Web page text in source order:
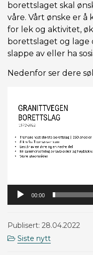
borettslaget skal
våre. Vårt ønske er
for lek og aktivitet,
borettslaget og lage
slappe av eller ha
Nedenfor ser dere
00:00
Publisert: 28.04.2022
Siste nytt